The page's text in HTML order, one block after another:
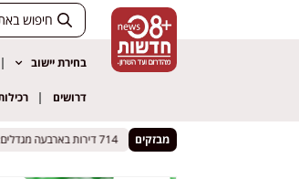
בחירת יישוב
דרושים
מבזקיםבית הספר כצנלסון בחולון 714 דירות בארבעה מגדלים: פרויקט הפינוי בינוי הענק בבת ים הושלם בית הספר כצנלסון בחולון 714 דירות בארבעה מגדלים: פרויקט הפינוי בינוי הענק בבת ים הושלם